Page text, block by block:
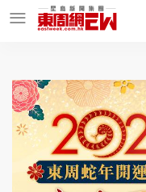
明星名人
東周Ladies